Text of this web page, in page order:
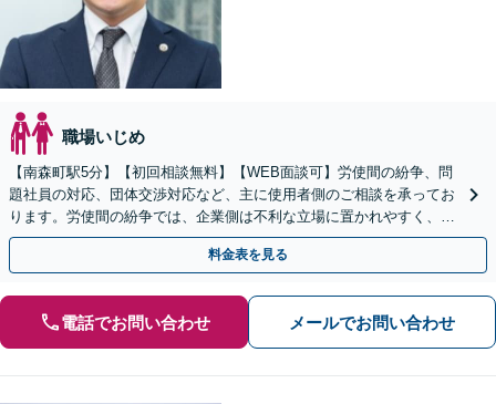
職場いじめ
【南森町駅5分】【初回相談無料】【WEB面談可】労使間の紛争、問
題社員の対応、団体交渉対応など、主に使用者側のご相談を承ってお
ります。労使間の紛争では、企業側は不利な立場に置かれやすく、適
切な対応が必要です。お早めに弁護士にご相談ください。
料金表を見る
電話でお問い合わせ メールでお問い合わせ